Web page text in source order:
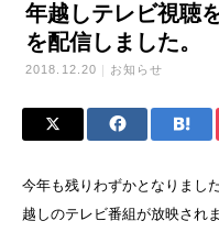
年越しテレビ視聴
を配信しました。
2018.12.20 お知らせ
今年も残りわずかとなりまし
越しのテレビ番組が放映され